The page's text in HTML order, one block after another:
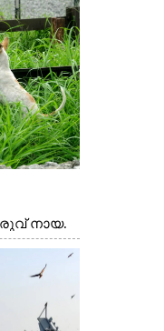
നായ.
നിന്നുള്ള